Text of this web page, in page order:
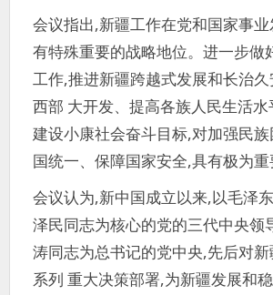
会议指出,新疆工作在党和国家事
有特殊重要的战略地位。进一步做
工作,推进新疆跨越式发展和长治
西部 大开发、提高各族人民生活
建设小康社会奋斗目标,对加强民
国统一、保障国家安全,具有极为重
会议认为,新中国成立以来,以毛泽
泽民同志为核心的党的三代中央领
涛同志为总书记的党中央,先后对
系列 重大决策部署,为新疆发展和